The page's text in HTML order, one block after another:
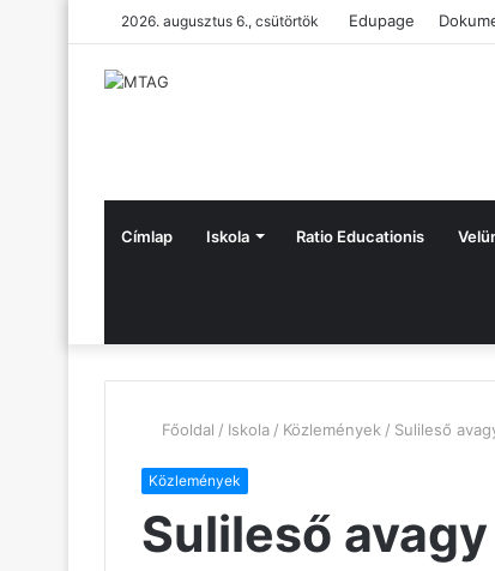
2026. augusztus 6., csütörtök Edupage
Címlap Iskola Ratio Educationis
Főoldal / Iskola / Közlemények / Sulileső
Közlemények
Sulileső